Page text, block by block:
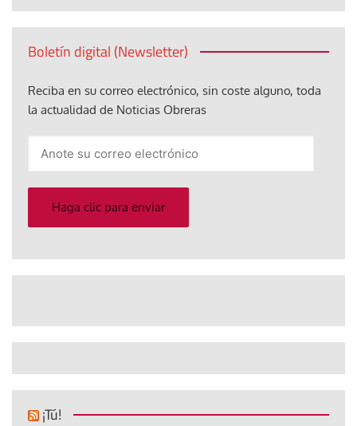
Boletín digital (Newsletter)
Reciba en su correo electrónico, sin coste alguno, toda
la actualidad de Noticias Obreras
electrónico
Haga clic para enviar
¡Tú!